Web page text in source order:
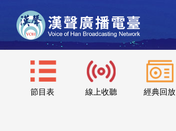
節目表 線上收聽 經典回放